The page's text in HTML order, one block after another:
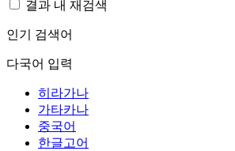
결과 내 재검색
인기 검색어
다국어 입력
히라가나
가타카나
중국어
한글고어